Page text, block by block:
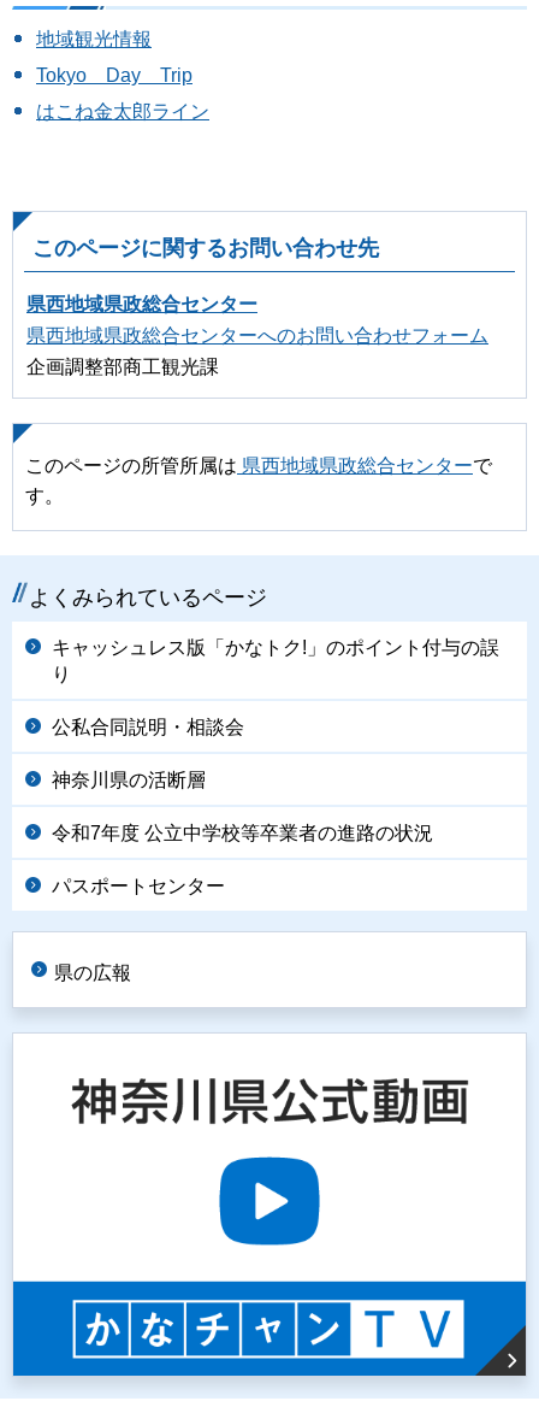
地域観光情報
Tokyo Day Trip
はこね金太郎ライン
このページに関するお問い合わせ先
県西地域県政総合センター
県西地域県政総合センターへのお問い合わせフォーム
企画調整部商工観光課
このページの所管所属は 県西地域県政総合センターで
す。
よくみられているページ
キャッシュレス版「かなトク!」のポイント付与の誤
り
公私合同説明・相談会
神奈川県の活断層
令和7年度 公立中学校等卒業者の進路の状況
パスポートセンター
県の広報